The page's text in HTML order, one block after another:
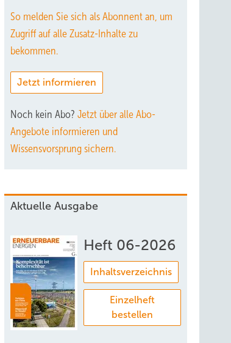
So melden Sie sich als Abonnent an, um
Zugriff auf alle Zusatz-Inhalte zu
bekommen.
Jetzt informieren
Noch kein Abo? Jetzt über alle Abo-
Angebote informieren und
Wissensvorsprung sichern.
Aktuelle Ausgabe
Heft 06-2026
Inhaltsverzeichnis
Einzelheft
bestellen